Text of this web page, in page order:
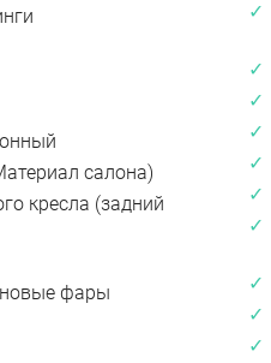
салона)
кресла (задний
фары